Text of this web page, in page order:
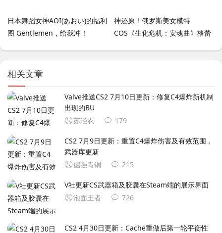
日本舞蹈女神AOI(あおい)的福利
图 Gentlemen，给我冲！
神还原！俄罗斯美女模特
COS《生化危机：安魂曲》格蕾
相关文章
Valve推送CS2 7月10日更新：修复C4爆炸新机制
出现的BU
苏轻衣
179
CS2 7月9日更新：重置C4爆炸伤害及有效范围，
武器库更新
倔强青铜
215
V社更新CS武器箱及胶囊在Steam端的展示界面
泡面王者
726
CS2 4月30日更新：Cache重做后第一轮平衡性